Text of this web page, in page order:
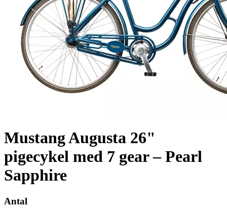
Mustang Augusta 26"
pigecykel med 7 gear – Pearl
Sapphire
Antal